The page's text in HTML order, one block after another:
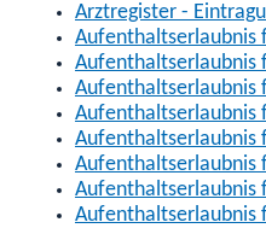
Arztregister -
Aufenthaltserlaubnis
Aufenthaltserlaubnis
Aufenthaltserlaubnis
Aufenthaltserlaubnis
Aufenthaltserlaubnis
Aufenthaltserlaubnis
Aufenthaltserlaubnis
Aufenthaltserlaubnis